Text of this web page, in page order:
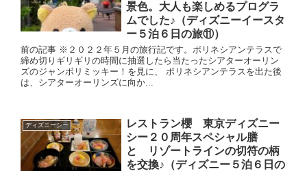
景色。大人も楽しめるプログラ
ムでした♪（ディズニーイースタ
ー５泊６日の旅⑪）
前の記事 ※２０２２年５月の旅行記です。ポリネシアンテラスで
締め切りギリギリの時間に抽選したら当たったシアターオーリン
ズのジャンボリミッキー！を見に、 ポリネシアンテラスを出た後
は、シアターオーリンズに向か...
ディズニーシー
レストラン櫻 東京ディズニー
シー２０周年スペシャル膳
と リゾートラインの切符の柄
を交換♪（ディズニー５泊６日の